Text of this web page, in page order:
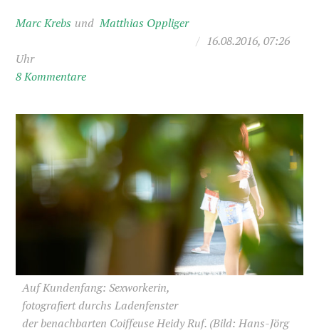
Marc Krebs
Matthias Oppliger
/ 16.08.2016, 07:26
Uhr
8 Kommentare
Auf Kundenfang: Sex­workerin,
fotografiert durchs Laden­fenster
der benachbarten Coiffeuse Heidy Ruf. (Bild: Hans-Jörg